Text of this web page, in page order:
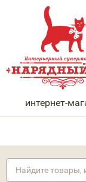
интернет-